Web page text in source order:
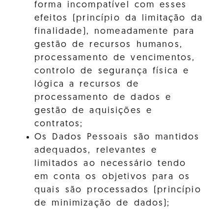
forma incompatível com esses
efeitos (princípio da limitação da
finalidade), nomeadamente para
gestão de recursos humanos,
processamento de vencimentos,
controlo de segurança física e
lógica a recursos de
processamento de dados e
gestão de aquisições e
contratos;
Os Dados Pessoais são mantidos
adequados, relevantes e
limitados ao necessário tendo
em conta os objetivos para os
quais são processados (princípio
de minimização de dados);